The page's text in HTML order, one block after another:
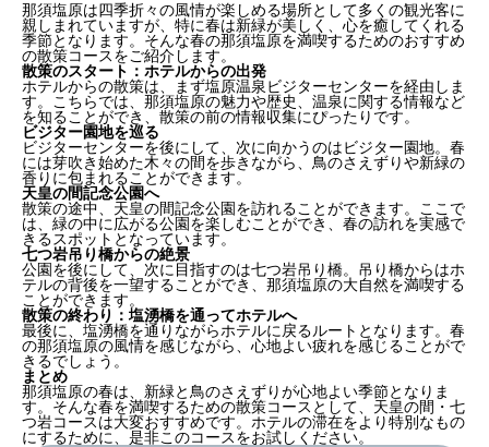
那須塩原は四季折々の風情が楽しめる場所として多くの観光客に
親しまれていますが、特に春は新緑が美しく、心を癒してくれる
季節となります。そんな春の那須塩原を満喫するためのおすすめ
の散策コースをご紹介します。
散策のスタート：ホテルからの出発
ホテルからの散策は、まず塩原温泉ビジターセンターを経由しま
す。こちらでは、那須塩原の魅力や歴史、温泉に関する情報など
を知ることができ、散策の前の情報収集にぴったりです。
ビジター園地を巡る
ビジターセンターを後にして、次に向かうのはビジター園地。春
には芽吹き始めた木々の間を歩きながら、鳥のさえずりや新緑の
香りに包まれることができます。
天皇の間記念公園へ
散策の途中、天皇の間記念公園を訪れることができます。ここで
は、緑の中に広がる公園を楽しむことができ、春の訪れを実感で
きるスポットとなっています。
七つ岩吊り橋からの絶景
公園を後にして、次に目指すのは七つ岩吊り橋。吊り橋からはホ
テルの背後を一望することができ、那須塩原の大自然を満喫する
ことができます。
散策の終わり：塩湧橋を通ってホテルへ
最後に、塩湧橋を通りながらホテルに戻るルートとなります。春
の那須塩原の風情を感じながら、心地よい疲れを感じることがで
きるでしょう。
まとめ
那須塩原の春は、新緑と鳥のさえずりが心地よい季節となりま
す。そんな春を満喫するための散策コースとして、天皇の間・七
つ岩コースは大変おすすめです。ホテルの滞在をより特別なもの
にするために、是非このコースをお試しください。